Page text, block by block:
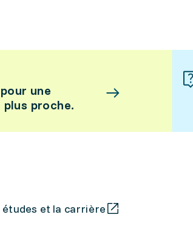
une
proche.
études et la carrière